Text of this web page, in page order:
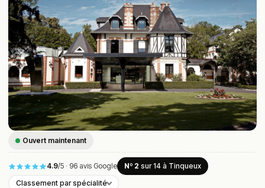
Ouvert maintenant
4.9/5 · 96 avis Google Nº 2 sur 14 à Tinqueux
Classement par spécialité